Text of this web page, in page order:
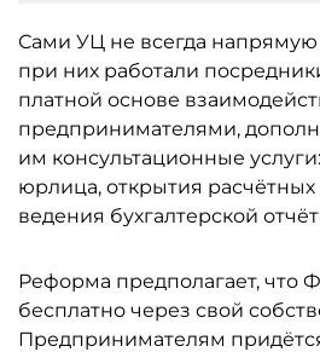
Сами УЦ не всегда
при них работали
платной основе
предпринимателями,
им консультационные
юрлица, открытия расчётных
ведения бухгалтерской
Реформа предполагает, что
бесплатно через свой
Предпринимателям